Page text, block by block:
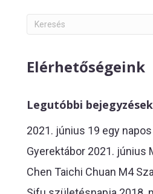
Elérhetőségeink
Legutóbbi bejegyzések
2021. június 19 egy
Gyerektábor 2021. június
Chen Taichi Chuan M4